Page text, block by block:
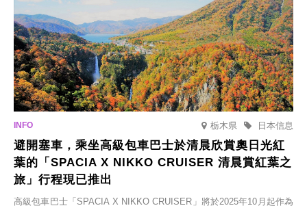
栃木県 日本信息
避開塞車，乘坐高級包車巴士於清晨欣賞奧日光紅
葉的「SPACIA X NIKKO CRUISER 清晨賞紅葉之
旅」行程現已推出
高級包車巴士「SPACIA X NIKKO CRUISER」將於2025年10月起作為